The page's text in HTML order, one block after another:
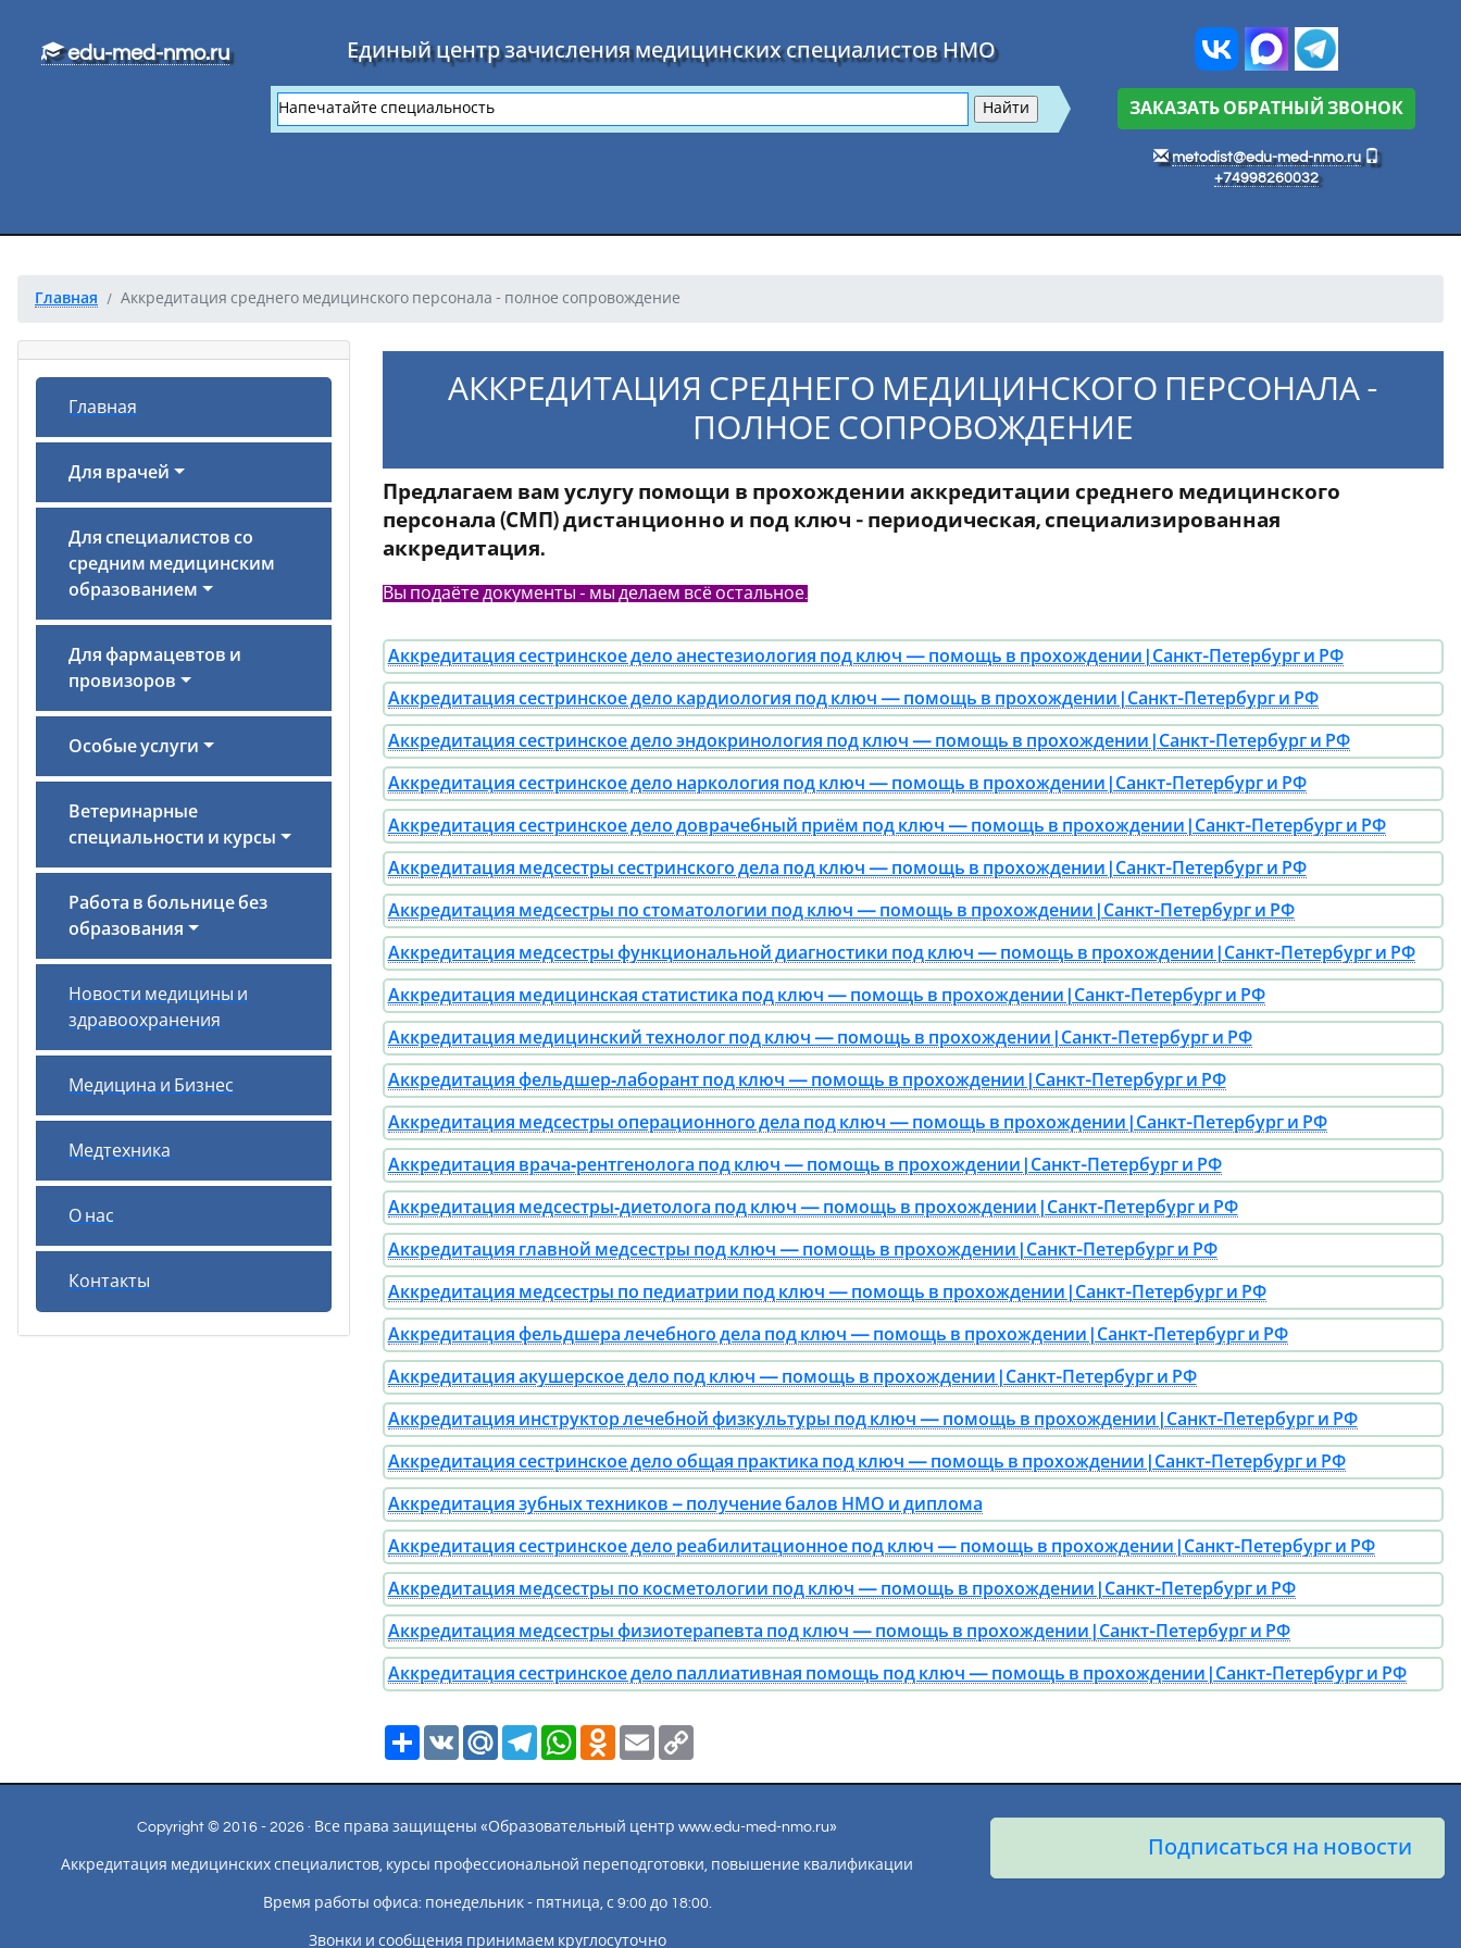
edu-med-nmo.ru Единый центр зачисления медицинских специалистов НМО
ЗАКАЗАТЬ ОБРАТНЫЙ ЗВОНОК
metodist@edu-med-nmo.ru
+74998260032
Главная Аккредитация среднего медицинского персонала - полное сопровождение
Главная
Для врачей
Для специалистов со
средним медицинским
образованием
Для фармацевтов и
провизоров
Особые услуги
Ветеринарные
специальности и курсы
Работа в больнице без
образования
Новости медицины и
здравоохранения
Медицина и Бизнес
Медтехника
О нас
Контакты
АККРЕДИТАЦИЯ СРЕДНЕГО МЕДИЦИНСКОГО ПЕРСОНАЛА -
ПОЛНОЕ СОПРОВОЖДЕНИЕ
Предлагаем вам услугу помощи в прохождении аккредитации среднего медицинского
персонала (СМП) дистанционно и под ключ - периодическая, специализированная
аккредитация.
Вы подаёте документы - мы делаем всё остальное.
Аккредитация сестринское дело анестезиология под ключ — помощь в прохождении | Санкт-Петербург и РФ
Аккредитация сестринское дело кардиология под ключ — помощь в прохождении | Санкт-Петербург и РФ
Аккредитация сестринское дело эндокринология под ключ — помощь в прохождении | Санкт-Петербург и РФ
Аккредитация сестринское дело наркология под ключ — помощь в прохождении | Санкт-Петербург и РФ
Аккредитация сестринское дело доврачебный приём под ключ — помощь в прохождении | Санкт-Петербург и РФ
Аккредитация медсестры сестринского дела под ключ — помощь в прохождении | Санкт-Петербург и РФ
Аккредитация медсестры по стоматологии под ключ — помощь в прохождении | Санкт-Петербург и РФ
Аккредитация медсестры функциональной диагностики под ключ — помощь в прохождении | Санкт-Петербург и РФ
Аккредитация медицинская статистика под ключ — помощь в прохождении | Санкт-Петербург и РФ
Аккредитация медицинский технолог под ключ — помощь в прохождении | Санкт-Петербург и РФ
Аккредитация фельдшер‑лаборант под ключ — помощь в прохождении | Санкт-Петербург и РФ
Аккредитация медсестры операционного дела под ключ — помощь в прохождении | Санкт-Петербург и РФ
Аккредитация врача‑рентгенолога под ключ — помощь в прохождении | Санкт-Петербург и РФ
Аккредитация медсестры‑диетолога под ключ — помощь в прохождении | Санкт-Петербург и РФ
Аккредитация главной медсестры под ключ — помощь в прохождении | Санкт-Петербург и РФ
Аккредитация медсестры по педиатрии под ключ — помощь в прохождении | Санкт-Петербург и РФ
Аккредитация фельдшера лечебного дела под ключ — помощь в прохождении | Санкт-Петербург и РФ
Аккредитация акушерское дело под ключ — помощь в прохождении | Санкт-Петербург и РФ
Аккредитация инструктор лечебной физкультуры под ключ — помощь в прохождении | Санкт-Петербург и РФ
Аккредитация сестринское дело общая практика под ключ — помощь в прохождении | Санкт-Петербург и РФ
Аккредитация зубных техников – получение балов НМО и диплома
Аккредитация сестринское дело реабилитационное под ключ — помощь в прохождении | Санкт-Петербург и РФ
Аккредитация медсестры по косметологии под ключ — помощь в прохождении | Санкт-Петербург и РФ
Аккредитация медсестры физиотерапевта под ключ — помощь в прохождении | Санкт-Петербург и РФ
Аккредитация сестринское дело паллиативная помощь под ключ — помощь в прохождении | Санкт-Петербург и РФ
Ресурс
VK Mail.RuTelegramWhatsApp
Odnoklassniki
EmailCopy
Copyright © 2016 - 2026 · Все права защищены «Образовательный центр www.edu-med-nmo.ru»
Аккредитация медицинских специалистов, курсы профессиональной переподготовки, повышение квалификации
Время работы офиса: понедельник - пятница, с 9:00 до 18:00.
Звонки и сообщения принимаем круглосуточно
Подписаться на новости